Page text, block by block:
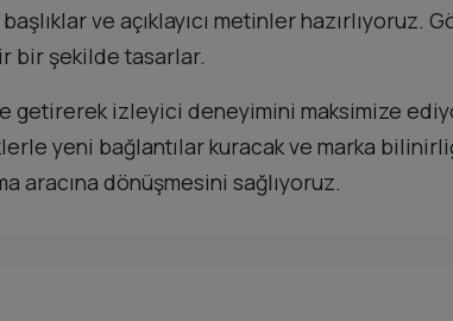
ve açıklayıcı metinler hazırlıyoruz.
bir şekilde tasarlar.
getirerek izleyici deneyimini maksimize
yeni bağlantılar kuracak ve marka
aracına dönüşmesini sağlıyoruz.